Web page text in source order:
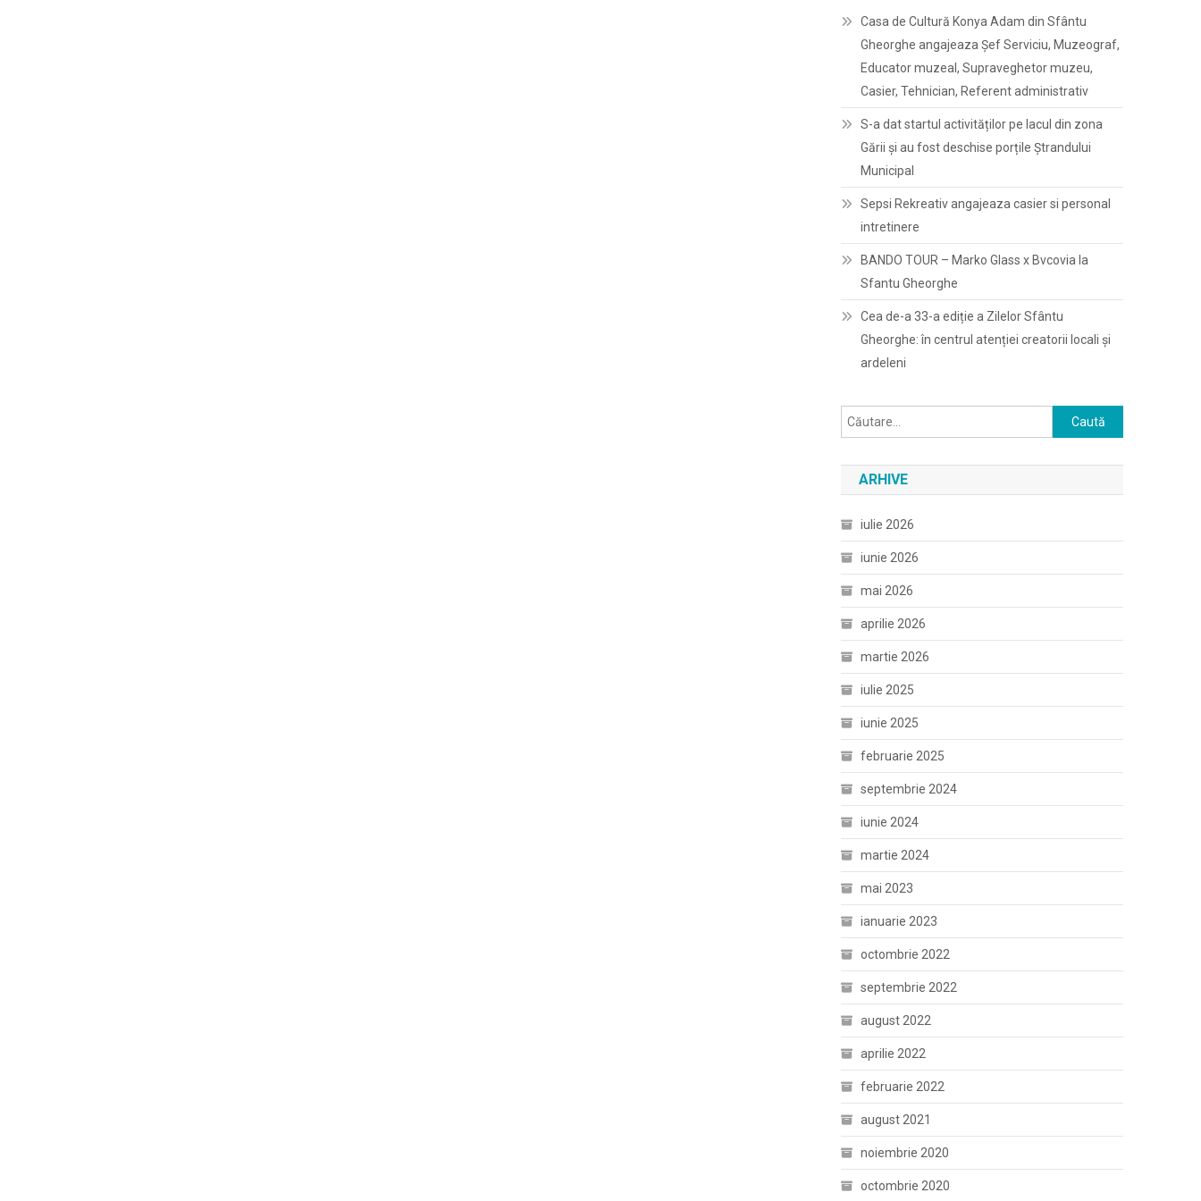
Casa de Cultură Konya Adam din Sfântu
Gheorghe angajeaza Șef Serviciu, Muzeograf,
Educator muzeal, Supraveghetor muzeu,
Casier, Tehnician, Referent administrativ
S-a dat startul activităților pe lacul din zona
Gării și au fost deschise porțile Ștrandului
Municipal
Sepsi Rekreativ angajeaza casier si personal
intretinere
BANDO TOUR – Marko Glass x Bvcovia la
Sfantu Gheorghe
Cea de-a 33-a ediție a Zilelor Sfântu
Gheorghe: în centrul atenției creatorii locali și
ardeleni
Caută
după:
ARHIVE
iulie 2026
iunie 2026
mai 2026
aprilie 2026
martie 2026
iulie 2025
iunie 2025
februarie 2025
septembrie 2024
iunie 2024
martie 2024
mai 2023
ianuarie 2023
octombrie 2022
septembrie 2022
august 2022
aprilie 2022
februarie 2022
august 2021
noiembrie 2020
octombrie 2020